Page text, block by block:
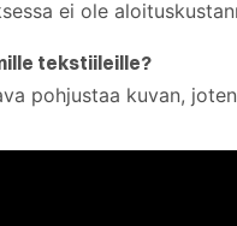
ei ole
tekstiileille?
pohjustaa kuvan,